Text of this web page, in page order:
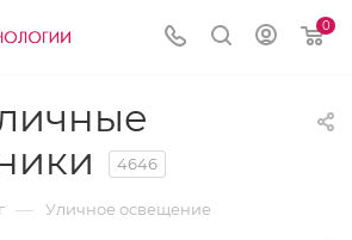
0
4646
— Уличное освещение